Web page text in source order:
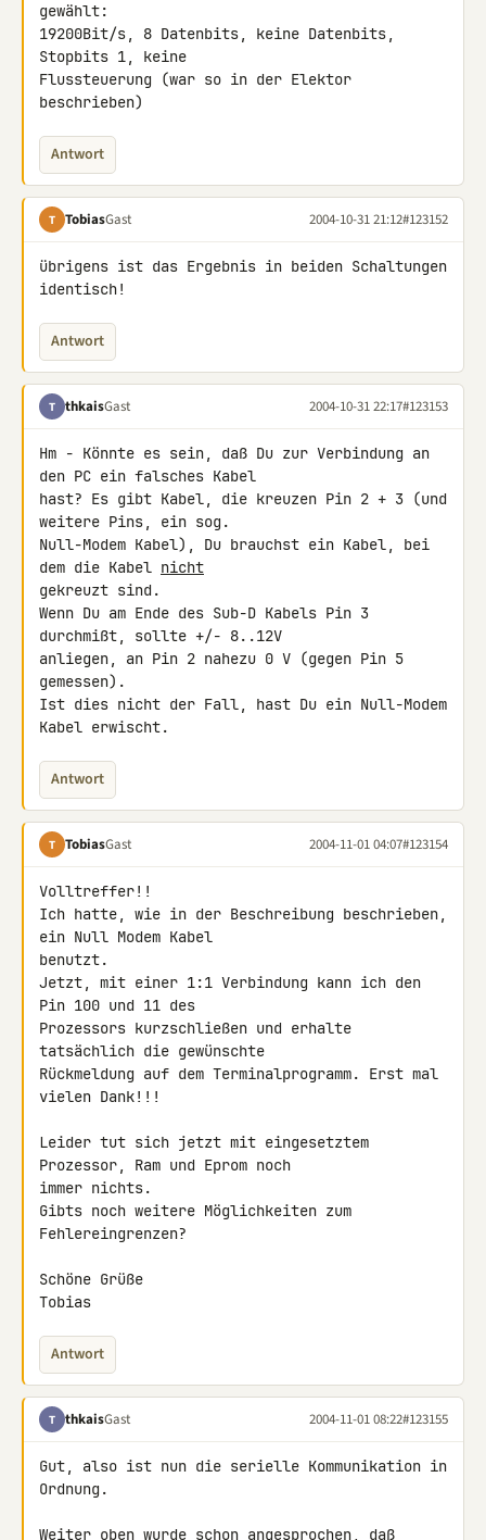
gewählt:
19200Bit/s, 8 Datenbits, keine Datenbits,
Stopbits 1, keine
Flussteuerung (war so in der Elektor
beschrieben)
Antwort
T TobiasGast 2004-10-31 21:12#123152
übrigens ist das Ergebnis in beiden Schaltungen
identisch!
Antwort
T thkaisGast 2004-10-31 22:17#123153
Hm - Könnte es sein, daß Du zur Verbindung an
den PC ein falsches Kabel
hast? Es gibt Kabel, die kreuzen Pin 2 + 3 (und
weitere Pins, ein sog.
Null-Modem Kabel), Du brauchst ein Kabel, bei
dem die Kabel nicht
gekreuzt sind.
Wenn Du am Ende des Sub-D Kabels Pin 3
durchmißt, sollte +/- 8..12V
anliegen, an Pin 2 nahezu 0 V (gegen Pin 5
gemessen).
Ist dies nicht der Fall, hast Du ein Null-Modem
Kabel erwischt.
Antwort
T TobiasGast 2004-11-01 04:07#123154
Volltreffer!!
Ich hatte, wie in der Beschreibung beschrieben,
ein Null Modem Kabel
benutzt.
Jetzt, mit einer 1:1 Verbindung kann ich den
Pin 100 und 11 des
Prozessors kurzschließen und erhalte
tatsächlich die gewünschte
Rückmeldung auf dem Terminalprogramm. Erst mal
vielen Dank!!!
Leider tut sich jetzt mit eingesetztem
Prozessor, Ram und Eprom noch
immer nichts.
Gibts noch weitere Möglichkeiten zum
Fehlereingrenzen?
Schöne Grüße
Tobias
Antwort
T thkaisGast 2004-11-01 08:22#123155
Gut, also ist nun die serielle Kommunikation in
Ordnung.
Weiter oben wurde schon angesprochen, daß